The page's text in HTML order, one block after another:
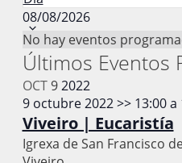
08/08/2026Selecciona
la
fecha.
Calendario
de
Eventos
No hay eventos
Últimos Eventos
OCT 92022
9 octubre 2022 >> 13:00a
Viveiro | Eucaristía
Igrexa de San Francisco